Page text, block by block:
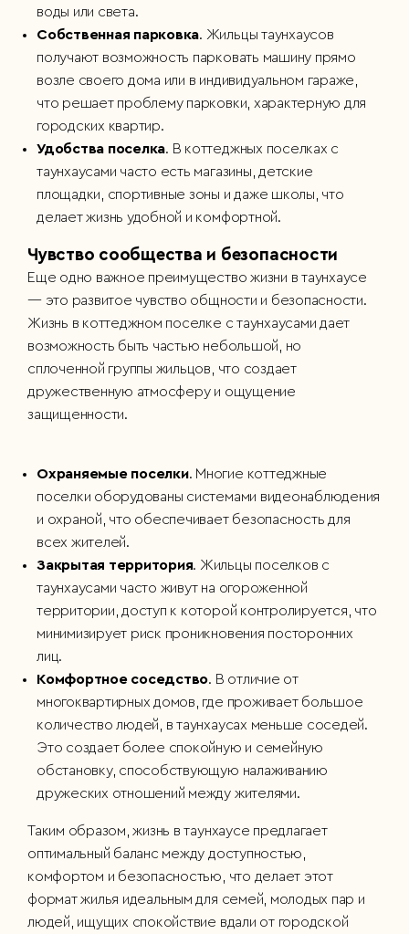
воды или света.
Собственная парковка. Жильцы таунхаусов
получают возможность парковать машину прямо
возле своего дома или в индивидуальном гараже,
что решает проблему парковки, характерную для
городских квартир.
Удобства поселка. В коттеджных поселках с
таунхаусами часто есть магазины, детские
площадки, спортивные зоны и даже школы, что
делает жизнь удобной и комфортной.
Чувство сообщества и безопасности
Еще одно важное преимущество жизни в таунхаусе
— это развитое чувство общности и безопасности.
Жизнь в коттеджном поселке с таунхаусами дает
возможность быть частью небольшой, но
сплоченной группы жильцов, что создает
дружественную атмосферу и ощущение
защищенности.
Охраняемые поселки. Многие коттеджные
поселки оборудованы системами видеонаблюдения
и охраной, что обеспечивает безопасность для
всех жителей.
Закрытая территория. Жильцы поселков с
таунхаусами часто живут на огороженной
территории, доступ к которой контролируется, что
минимизирует риск проникновения посторонних
лиц.
Комфортное соседство. В отличие от
многоквартирных домов, где проживает большое
количество людей, в таунхаусах меньше соседей.
Это создает более спокойную и семейную
обстановку, способствующую налаживанию
дружеских отношений между жителями.
Таким образом, жизнь в таунхаусе предлагает
оптимальный баланс между доступностью,
комфортом и безопасностью, что делает этот
формат жилья идеальным для семей, молодых пар и
людей, ищущих спокойствие вдали от городской